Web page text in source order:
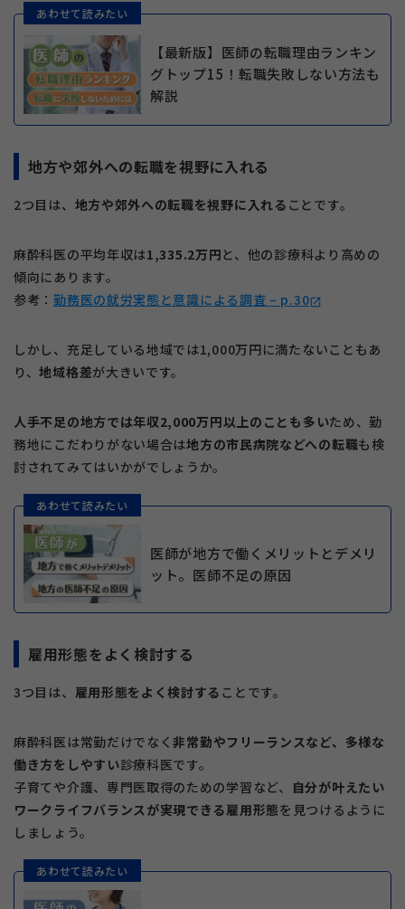
あわせて読みたい
【最新版】医師の転職理由ランキン
グトップ15！転職失敗しない方法も
解説
地方や郊外への転職を視野に入れる
2つ目は、 地方や郊外への転職を視野に入れる ことです。
麻酔科医の平均年収は1,335.2万円と、他の診療科より高めの
傾向にあります。
参考：勤務医の就労実態と意識による調査 – p.30open_in_new
しかし、充足している地域では1,000万円に満たないこともあ
り、地域格差が大きいです。
人手不足の地方では年収2,000万円以上のことも多いため、勤
務地にこだわりがない場合は地方の市民病院などへの転職も検
討されてみてはいかがでしょうか。
あわせて読みたい
医師が地方で働くメリットとデメリ
ット。医師不足の原因
雇用形態をよく検討する
3つ目は、 雇用形態をよく検討する ことです。
麻酔科医は常勤だけでなく非常勤やフリーランスなど、多様な
働き方をしやすい診療科医です。
子育てや介護、専門医取得のための学習など、 自分が叶えたい
ワークライフバランスが実現できる雇用形態を見つけるように
しましょう。
あわせて読みたい